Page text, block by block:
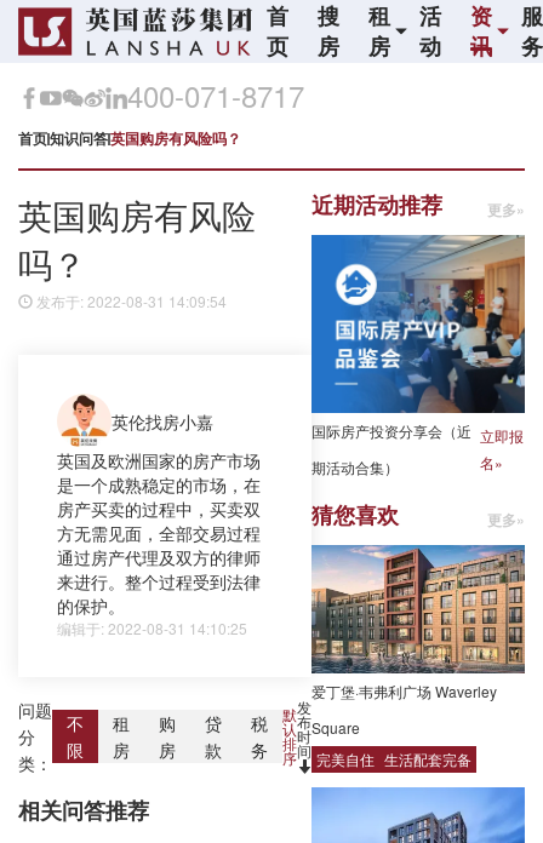
首
页
搜
房
租
房
活
动
资
讯
服
务
400-071-8717
首页知识问答英国购房有风险吗？
英国购房有风险
吗？
发布于: 2022-08-31 14:09:54
英伦找房小嘉
英国及欧洲国家的房产市场
是一个成熟稳定的市场，在
房产买卖的过程中，买卖双
方无需见面，全部交易过程
通过房产代理及双方的律师
来进行。整个过程受到法律
的保护。
编辑于: 2022-08-31 14:10:25
问题
分
类：
不
限
租
房
购
房
贷
款
税
务
默
认
排
序
发
布
时
间
相关问答推荐
近期活动推荐 更多»
国际房产投资分享会（近
期活动合集）
立即报
名»
猜您喜欢 更多»
爱丁堡·韦弗利广场 Waverley
Square
完美自住 生活配套完备